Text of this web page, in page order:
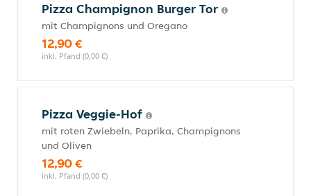
Pizza Champignon Burger Tor
mit Champignons und Oregano
12,90 €
inkl. Pfand (0,00 €)
Pizza Veggie-Hof
mit roten Zwiebeln, Paprika, Champignons
und Oliven
12,90 €
inkl. Pfand (0,00 €)